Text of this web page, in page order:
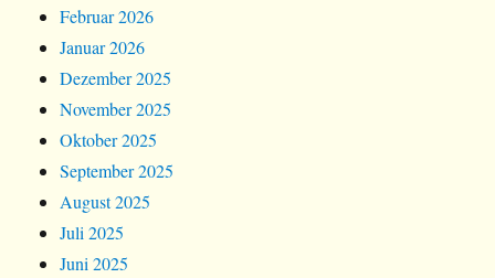
Februar 2026
Januar 2026
Dezember 2025
November 2025
Oktober 2025
September 2025
August 2025
Juli 2025
Juni 2025